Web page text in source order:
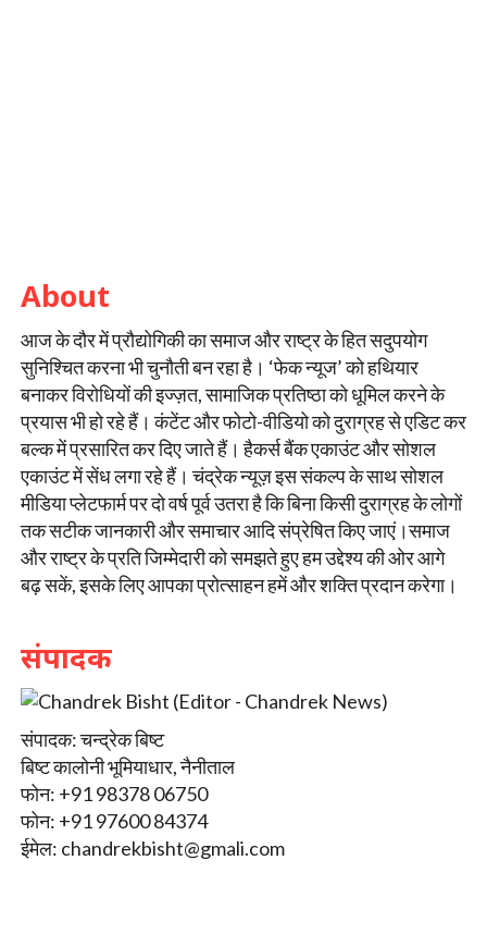
About
आज के दौर में प्रौद्योगिकी का समाज और राष्ट्र के हित सदुपयोग
सुनिश्चित करना भी चुनौती बन रहा है। ‘फेक न्यूज’ को हथियार
बनाकर विरोधियों की इज्ज़त, सामाजिक प्रतिष्ठा को धूमिल करने के
प्रयास भी हो रहे हैं। कंटेंट और फोटो-वीडियो को दुराग्रह से एडिट कर
बल्क में प्रसारित कर दिए जाते हैं। हैकर्स बैंक एकाउंट और सोशल
एकाउंट में सेंध लगा रहे हैं। चंद्रेक न्यूज़ इस संकल्प के साथ सोशल
मीडिया प्लेटफार्म पर दो वर्ष पूर्व उतरा है कि बिना किसी दुराग्रह के लोगों
तक सटीक जानकारी और समाचार आदि संप्रेषित किए जाएं।समाज
और राष्ट्र के प्रति जिम्मेदारी को समझते हुए हम उद्देश्य की ओर आगे
बढ़ सकें, इसके लिए आपका प्रोत्साहन हमें और शक्ति प्रदान करेगा।
संपादक
संपादक: चन्द्रेक बिष्ट
बिष्ट कालोनी भूमियाधार, नैनीताल
फोन: +91 98378 06750
फोन: +91 97600 84374
ईमेल: chandrekbisht@gmali.com